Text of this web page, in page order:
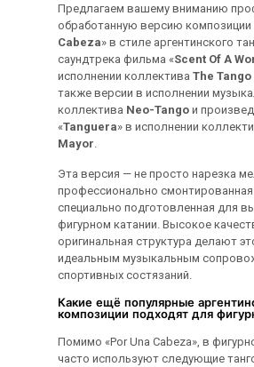
Предлагаем вашему вниманию
обработанную версию композиции
Cabeza» в стиле аргентинского
саундтрека фильма «Scent Of A
исполнении коллектива The
также версии в исполнении
коллектива Neo-Tango и
«Tanguera» в исполнении
Mayor.
Эта версия — не просто нарезка
профессионально
специально подготовленная для
фигурном катании. Высокое
оригинальная структура делают
идеальным музыкальным
спортивных состязаний.
Какие ещё популярные
композиции подходят для
Помимо «Por Una Cabeza», в
часто используют следующие